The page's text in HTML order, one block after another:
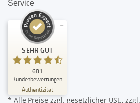
Service
SEHR GUT
681
Kundenbewertungen
Authentizität
Kundenbewertungen und Erfahrungen zu
SEHR GUT
4,74
/
5,00
* Alle Preise zzgl. gesetzlicher USt., zzgl.